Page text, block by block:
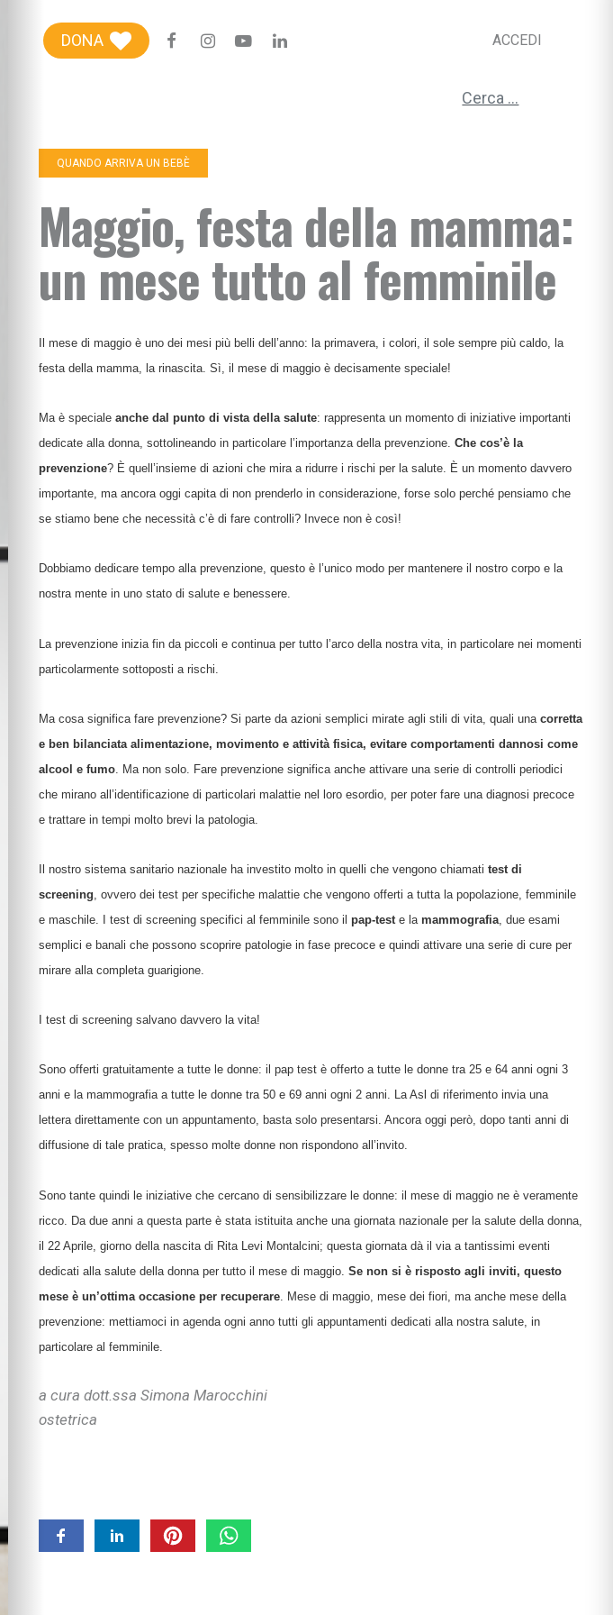
Blog genitori
Centro Famiglie
+100Extra
+100Kids
Chi siamo
Sostieni
IN EVIDENZA
Figli in crescita
Figli con bisogni speciali
Neonati e prima infanzia
Linguaggio
I consigli dei pedagogisti
Imparare divertendosi
Scarabocchi e disegni
Consigli di lettura
Lo spazio d’ascolto
Essere famiglia
Rapporto genitori-figli
Nipoti e nonni
Attività in famiglia
Natale insieme
Tradizioni in cucina
Imparare divertendosi
Proposte per famiglie
Educare alla vita
Educare al digitale
Educazione finanziaria
Educare alle emozioni
Relazioni sociali e bullismo
Gli esperti consigliano…
Inserimento nido e scuola
Scelte scolastiche
Metodo di studio
Tecnologia a scuola
Attività extra-scuola
Nuove tecnologie
Educazione digitale
Imparare divertendosi
Strumenti digitali
Tecnologia e intrattenimento
Nutrizione
Bocca, denti & co.
Ricette
Benessere emotivo
DONA ACCEDI
Ricerca per:
QUANDO ARRIVA UN BEBÈ
Maggio, festa della mamma:
un mese tutto al femminile
Il mese di maggio è uno dei mesi più belli dell’anno: la primavera, i colori, il sole sempre più caldo, la
festa della mamma, la rinascita. Sì, il mese di maggio è decisamente speciale!
Ma è speciale anche dal punto di vista della salute: rappresenta un momento di iniziative importanti
dedicate alla donna, sottolineando in particolare l’importanza della prevenzione. Che cos’è la
prevenzione? È quell’insieme di azioni che mira a ridurre i rischi per la salute. È un momento davvero
importante, ma ancora oggi capita di non prenderlo in considerazione, forse solo perché pensiamo che
se stiamo bene che necessità c’è di fare controlli? Invece non è così!
Dobbiamo dedicare tempo alla prevenzione, questo è l’unico modo per mantenere il nostro corpo e la
nostra mente in uno stato di salute e benessere.
La prevenzione inizia fin da piccoli e continua per tutto l’arco della nostra vita, in particolare nei momenti
particolarmente sottoposti a rischi.
Ma cosa significa fare prevenzione? Si parte da azioni semplici mirate agli stili di vita, quali una corretta
e ben bilanciata alimentazione, movimento e attività fisica, evitare comportamenti dannosi come
alcool e fumo. Ma non solo. Fare prevenzione significa anche attivare una serie di controlli periodici
che mirano all’identificazione di particolari malattie nel loro esordio, per poter fare una diagnosi precoce
e trattare in tempi molto brevi la patologia.
Il nostro sistema sanitario nazionale ha investito molto in quelli che vengono chiamati test di
screening , ovvero dei test per specifiche malattie che vengono offerti a tutta la popolazione, femminile
e maschile. I test di screening specifici al femminile sono il pap-test e la mammografia, due esami
semplici e banali che possono scoprire patologie in fase precoce e quindi attivare una serie di cure per
mirare alla completa guarigione.
I test di screening salvano davvero la vita!
Sono offerti gratuitamente a tutte le donne: il pap test è offerto a tutte le donne tra 25 e 64 anni ogni 3
anni e la mammografia a tutte le donne tra 50 e 69 anni ogni 2 anni. La Asl di riferimento invia una
lettera direttamente con un appuntamento, basta solo presentarsi. Ancora oggi però, dopo tanti anni di
diffusione di tale pratica, spesso molte donne non rispondono all’invito.
Sono tante quindi le iniziative che cercano di sensibilizzare le donne: il mese di maggio ne è veramente
ricco. Da due anni a questa parte è stata istituita anche una giornata nazionale per la salute della donna,
il 22 Aprile, giorno della nascita di Rita Levi Montalcini; questa giornata dà il via a tantissimi eventi
dedicati alla salute della donna per tutto il mese di maggio. Se non si è risposto agli inviti, questo
mese è un’ottima occasione per recuperare. Mese di maggio, mese dei fiori, ma anche mese della
prevenzione: mettiamoci in agenda ogni anno tutti gli appuntamenti dedicati alla nostra salute, in
particolare al femminile.
a cura dott.ssa Simona Marocchini
ostetrica